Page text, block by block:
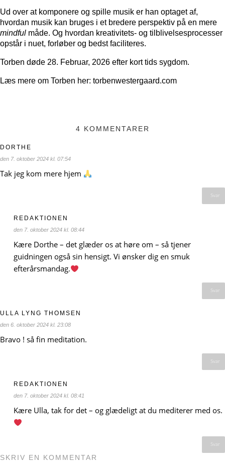
Ud over at komponere og spille musik er han optaget af,
hvordan musik kan bruges i et bredere perspektiv på en mere
mindful måde. Og hvordan kreativitets- og tilblivelsesprocesser
opstår i nuet, forløber og bedst faciliteres.
Torben døde 28. Februar, 2026 efter kort tids sygdom.
Læs mere om Torben her: torbenwestergaard.com
4 KOMMENTARER
DORTHE
den 7. oktober 2024 kl. 07:54
Tak jeg kom mere hjem
Svar
REDAKTIONEN
den 7. oktober 2024 kl. 08:44
Kære Dorthe – det glæder os at høre om – så tjener
guidningen også sin hensigt. Vi ønsker dig en smuk
efterårsmandag.
Svar
ULLA LYNG THOMSEN
den 6. oktober 2024 kl. 23:08
Bravo ! så fin meditation.
Svar
REDAKTIONEN
den 7. oktober 2024 kl. 08:41
Kære Ulla, tak for det – og glædeligt at du mediterer med os.
Svar
SKRIV EN KOMMENTAR